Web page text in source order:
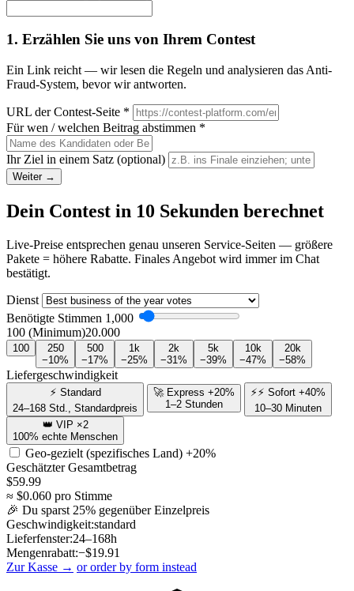
1. Erzählen Sie uns von Ihrem Contest
Ein Link reicht — wir lesen die Regeln und analysieren das Anti-
Fraud-System, bevor wir antworten.
URL der Contest-Seite *
Für wen / welchen Beitrag abstimmen *
Ihr Ziel in einem Satz (optional)
Weiter →
Dein Contest in 10 Sekunden berechnet
Live-Preise entsprechen genau unseren Service-Seiten — größere
Pakete = höhere Rabatte. Finales Angebot wird immer im Chat
bestätigt.
Dienst
Benötigte Stimmen 1,000
100 (Minimum)20.000
100
250
−10%
500
−17%
1k
−25%
2k
−31%
5k
−39%
10k
−47%
20k
−58%
Liefergeschwindigkeit
⚡ Standard
24–168 Std., Standardpreis
🚀 Express +20%
1–2 Stunden
⚡⚡ Sofort +40%
10–30 Minuten
👑 VIP ×2
100% echte Menschen
Geo-gezielt (spezifisches Land) +20%
Geschätzter Gesamtbetrag
$59.99
≈ $0.060 pro Stimme
🎉 Du sparst 25% gegenüber Einzelpreis
Geschwindigkeit:standard
Lieferfenster:24–168h
Mengenrabatt:−$19.91
Zur Kasse → or order by form instead